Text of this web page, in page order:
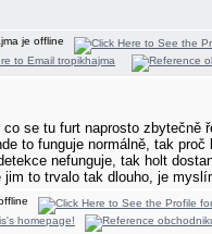
co se tu furt naprosto zbytečně
to funguje normálně, tak
nefunguje, tak holt
jim to trvalo tak dlouho, je